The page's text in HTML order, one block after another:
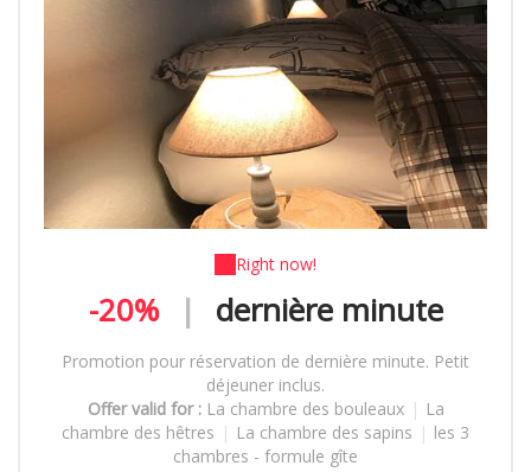
Right now!
-20% | dernière minute
Promotion pour réservation de dernière minute. Petit
déjeuner inclus.
Offer valid for : La chambre des bouleaux | La
chambre des hêtres | La chambre des sapins | les 3
chambres - formule gîte